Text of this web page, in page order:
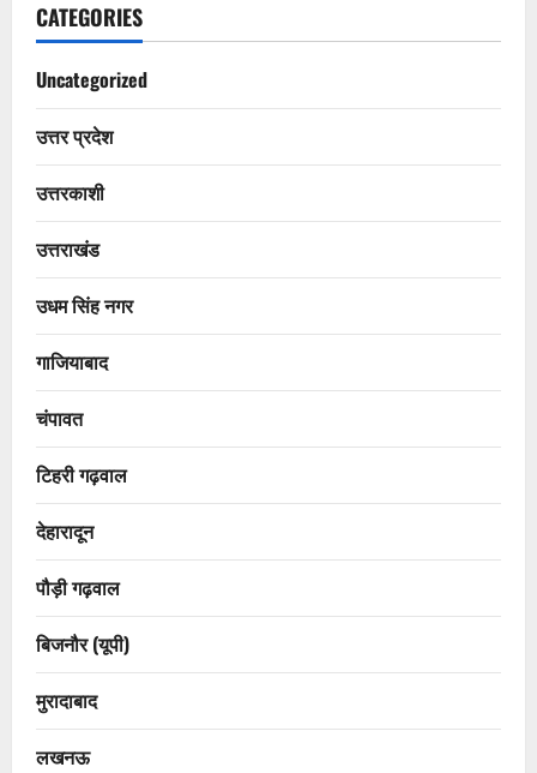
CATEGORIES
Uncategorized
उत्तर प्रदेश
उत्तरकाशी
उत्तराखंड
उधम सिंह नगर
गाजियाबाद
चंपावत
टिहरी गढ़वाल
देहारादून
पौड़ी गढ़वाल
बिजनौर (यूपी)
मुरादाबाद
लखनऊ